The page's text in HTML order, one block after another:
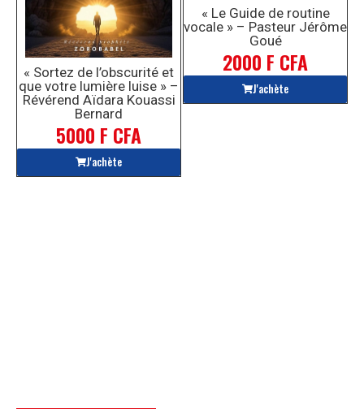
« Sortez de l’obscurité et
que votre lumière luise » –
Révérend Aïdara Kouassi
Bernard
5000 F CFA
J'achète
« Le Guide de routine
vocale » – Pasteur Jérôme
Goué
2000 F CFA
J'achète